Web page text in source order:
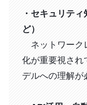
・セキュリテ
ど）
ネットワーク
化が重要視され
デルへの理解が